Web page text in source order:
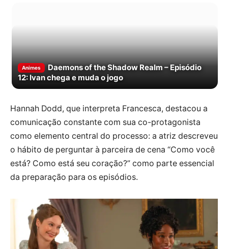
Animes
Daemons of the Shadow Realm – Episódio
12: Ivan chega e muda o jogo
Hannah Dodd, que interpreta Francesca, destacou a
comunicação constante com sua co-protagonista
como elemento central do processo: a atriz descreveu
o hábito de perguntar à parceira de cena “Como você
está? Como está seu coração?” como parte essencial
da preparação para os episódios.